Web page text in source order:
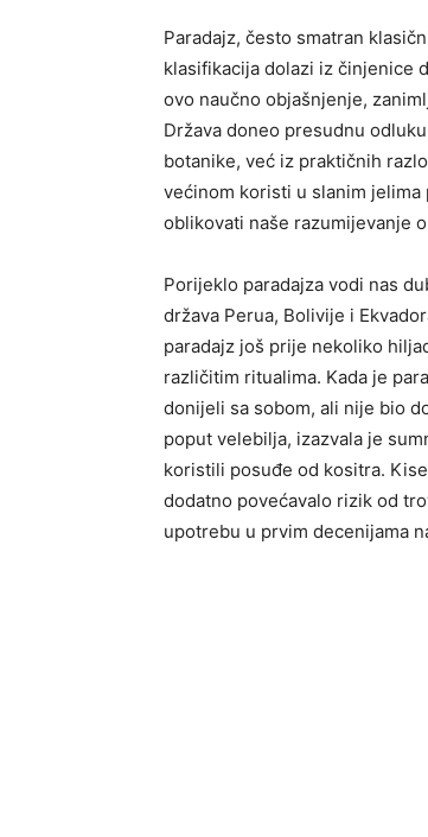
Paradajz, često smatran
klasifikacija dolazi iz činjenice
ovo naučno objašnjenje,
Država doneo presudnu
botanike, već iz praktičnih
većinom koristi u slanim jelima
oblikovati naše razumijevanje
Porijeklo paradajza vodi nas
država Perua, Bolivije i
paradajz još prije nekoliko
različitim ritualima. Kada je
donijeli sa sobom, ali nije bio
poput velebilja, izazvala je
koristili posuđe od kositra.
dodatno povećavalo rizik od
upotrebu u prvim decenijama